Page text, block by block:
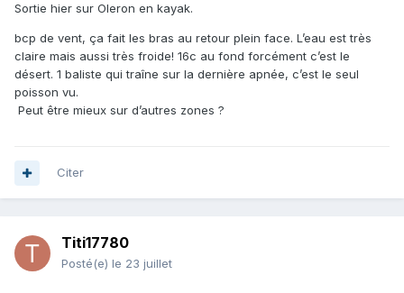
Sortie hier sur Oleron en kayak.
bcp de vent, ça fait les bras au retour plein face. L’eau est très
claire mais aussi très froide! 16c au fond forcément c’est le
désert. 1 baliste qui traîne sur la dernière apnée, c’est le seul
poisson vu.
Peut être mieux sur d’autres zones ?
Citer
Titi17780
Posté(e) le 23 juillet